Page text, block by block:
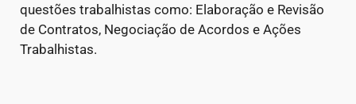
questões trabalhistas como: Elaboração e Revisão
de Contratos, Negociação de Acordos e Ações
Trabalhistas.